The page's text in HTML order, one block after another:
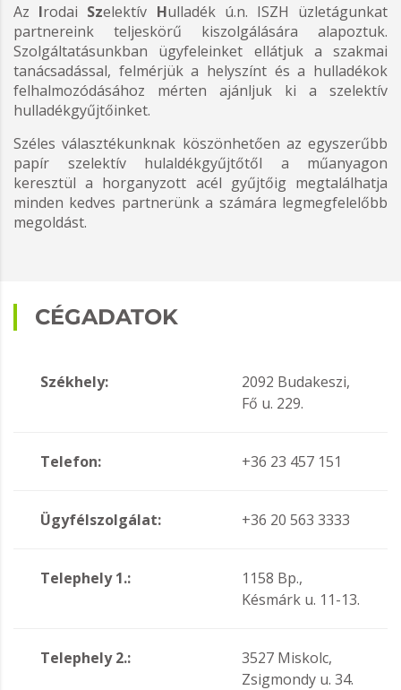
Az Irodai Szelektív Hulladék ú.n. ISZH üzletágunkat
partnereink teljeskörű kiszolgálására alapoztuk.
Szolgáltatásunkban ügyfeleinket ellátjuk a szakmai
tanácsadással, felmérjük a helyszínt és a hulladékok
felhalmozódásához mérten ajánljuk ki a szelektív
hulladékgyűjtőinket.
Széles választékunknak köszönhetően az egyszerűbb
papír szelektív hulaldékgyűjtőtől a műanyagon
keresztül a horganyzott acél gyűjtőig megtalálhatja
minden kedves partnerünk a számára legmegfelelőbb
megoldást.
CÉGADATOK
Székhely:
2092 Budakeszi,
Fő u. 229.
Telefon: +36 23 457 151
Ügyfélszolgálat: +36 20 563 3333
Telephely 1.:
1158 Bp.,
Késmárk u. 11-13.
Telephely 2.:
3527 Miskolc,
Zsigmondy u. 34.